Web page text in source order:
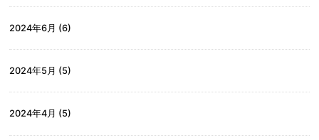
2024年6月 (6)
2024年5月 (5)
2024年4月 (5)